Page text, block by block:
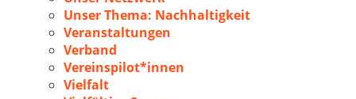
Unser Thema: Nachhaltigkeit
Veranstaltungen
Verband
Vereinspilot*innen
Vielfalt